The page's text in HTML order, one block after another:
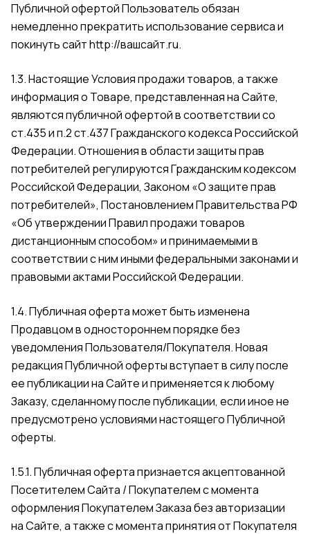
Публичной офертой Пользователь обязан
немедленно прекратить использование сервиса и
покинуть сайтhttp://вашсайт.ru.
1.3. Настоящие Условия продажи товаров, а также
информация о Товаре, представленная на Сайте,
являются публичной офертой в соответствии со
ст.435 и п.2 ст.437 Гражданского кодекса Российской
Федерации. Отношения в области защиты прав
потребителей регулируются Гражданским кодексом
Российской Федерации, Законом «О защите прав
потребителей», Постановлением Правительства РФ
«Об утверждении Правил продажи товаров
дистанционным способом» и принимаемыми в
соответствии с ним иными федеральными законами и
правовыми актами Российской Федерации.
1.4. Публичная оферта может быть изменена
Продавцом в одностороннем порядке без
уведомления Пользователя/Покупателя. Новая
редакция Публичной оферты вступает в силу после
ее публикации на Сайте и применяется к любому
Заказу, сделанному после публикации, если иное не
предусмотрено условиями настоящего Публичной
оферты.
1.5.1. Публичная оферта признается акцептованной
Посетителем Сайта / Покупателем с момента
оформления Покупателем Заказа без авторизации
на Сайте, а также с момента принятия от Покупателя